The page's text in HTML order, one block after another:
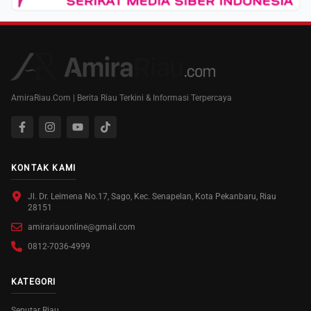
AmiraRiau.Com | Berita Riau Terkini & Informasi Terpercaya
KONTAK KAMI
Jl. Dr. Leimena No.17, Sago, Kec. Senapelan, Kota Pekanbaru, Riau
28151
amirariauonline@gmail.com
0812-7036-4999
KATEGORI